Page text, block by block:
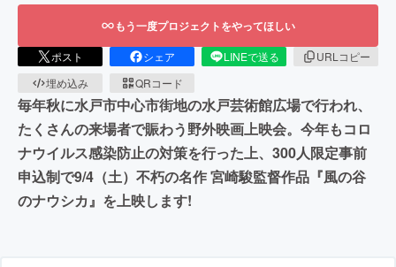
もう一度プロジェクトをやってほしい
ポスト シェア LINEで送る
URLコピー
埋め込み
QRコード
毎年秋に水戸市中心市街地の水戸芸術館広場で行われ、
たくさんの来場者で賑わう野外映画上映会。今年もコロ
ナウイルス感染防止の対策を行った上、300人限定事前
申込制で9/4（土）不朽の名作 宮崎駿監督作品『風の谷
のナウシカ』を上映します!